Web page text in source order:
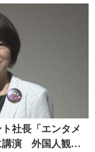
社長「エンタメ
講演 外国人観光